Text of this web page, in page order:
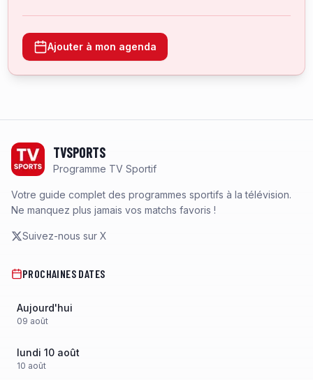
Ajouter à mon agenda
TVSPORTS
Programme TV Sportif
Votre guide complet des programmes sportifs à la télévision.
Ne manquez plus jamais vos matchs favoris !
Suivez-nous sur X
PROCHAINES DATES
Aujourd'hui
09 août
lundi 10 août
10 août